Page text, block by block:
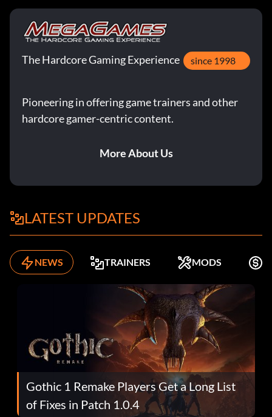
The Hardcore Gaming Experience since 1998
Pioneering in offering game trainers and other
hardcore gamer-centric content.
More About Us
LATEST UPDATES
NEWS TRAINERS MODS
Gothic 1 Remake Players Get a Long List
of Fixes in Patch 1.0.4